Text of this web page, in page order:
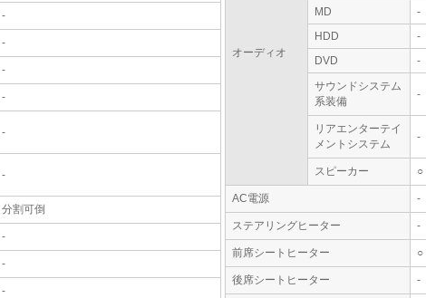
-
-
-
-
-
-
分割可倒
-
-
-
オーディオ
MD
-
HDD
-
DVD
-
サウンドシステム
系装備
-
リアエンターテイ
メントシステム
-
スピーカー ○
AC電源 -
ステアリングヒーター -
前席シートヒーター ○
後席シートヒーター -